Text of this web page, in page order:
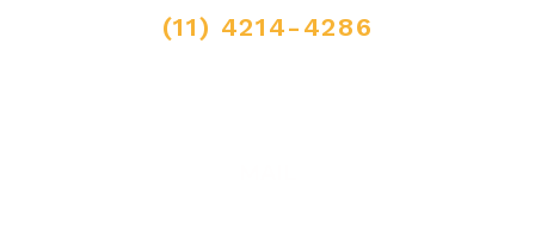
(11) 4214-4286